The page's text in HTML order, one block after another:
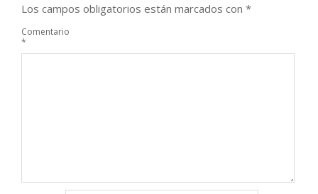
Los campos obligatorios están marcados con *
Comentario
*